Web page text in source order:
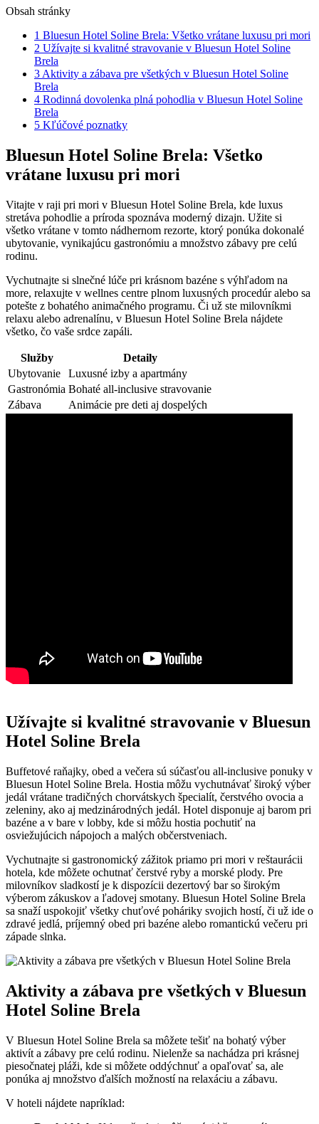
Obsah stránky
1 Bluesun Hotel Soline Brela: Všetko vrátane luxusu pri mori
2 Užívajte si kvalitné stravovanie v Bluesun Hotel Soline
Brela
3 Aktivity a zábava pre všetkých v Bluesun Hotel Soline
Brela
4 Rodinná dovolenka plná pohodlia v Bluesun Hotel Soline
Brela
5 Kľúčové poznatky
Bluesun Hotel Soline Brela: Všetko
vrátane luxusu pri mori
Vitajte v raji pri mori v Bluesun Hotel Soline Brela, kde luxus
stretáva pohodlie a príroda spoznáva moderný dizajn. Užite si
všetko vrátane v tomto nádhernom rezorte, ktorý ponúka dokonalé
ubytovanie, vynikajúcu gastronómiu a množstvo zábavy pre celú
rodinu.
Vychutnajte si slnečné lúče pri krásnom bazéne s výhľadom na
more, relaxujte v wellnes centre plnom luxusných procedúr alebo sa
potešte z bohatého animačného programu. Či už ste milovníkmi
relaxu alebo adrenalínu, v Bluesun Hotel Soline Brela nájdete
všetko, čo vaše srdce zapáli.
Služby
Detaily
Ubytovanie
Luxusné izby a apartmány
Gastronómia Bohaté all-inclusive stravovanie
Zábava
Animácie pre deti aj dospelých
Užívajte si kvalitné stravovanie v Bluesun
Hotel Soline Brela
Buffetové raňajky, obed a večera sú súčasťou all-inclusive ponuky v
Bluesun Hotel Soline Brela. Hostia môžu vychutnávať široký výber
jedál vrátane tradičných chorvátskych špecialít, čerstvého ovocia a
zeleniny, ako aj medzinárodných jedál. Hotel disponuje aj barom pri
bazéne a v bare v lobby, kde si môžu hostia pochutiť na
osviežujúcich nápojoch a malých občerstveniach.
Vychutnajte si gastronomický zážitok priamo pri mori v reštaurácii
hotela, kde môžete ochutnať čerstvé ryby a morské plody. Pre
milovníkov sladkostí je k dispozícii dezertový bar so širokým
výberom zákuskov a ľadovej smotany. Bluesun Hotel Soline Brela
sa snaží uspokojiť všetky chuťové poháriky svojich hostí, či už ide o
zdravé jedlá, príjemný obed pri bazéne alebo romantickú večeru pri
západe slnka.
Aktivity a zábava pre všetkých v Bluesun
Hotel Soline Brela
V Bluesun Hotel Soline Brela sa môžete tešiť na bohatý výber
aktivít a zábavy pre celú rodinu. Nielenže sa nachádza pri krásnej
piesočnatej pláži, kde si môžete oddýchnuť a opaľovať sa, ale
ponúka aj množstvo ďalších možností na relaxáciu a zábavu.
V hoteli nájdete napríklad: